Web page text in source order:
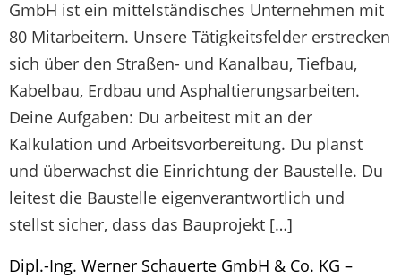
GmbH ist ein mittelständisches Unternehmen mit
80 Mitarbeitern. Unsere Tätigkeitsfelder erstrecken
sich über den Straßen- und Kanalbau, Tiefbau,
Kabelbau, Erdbau und Asphaltierungsarbeiten.
Deine Aufgaben: Du arbeitest mit an der
Kalkulation und Arbeitsvorbereitung. Du planst
und überwachst die Einrichtung der Baustelle. Du
leitest die Baustelle eigenverantwortlich und
stellst sicher, dass das Bauprojekt […]
Dipl.-Ing. Werner Schauerte GmbH & Co. KG –